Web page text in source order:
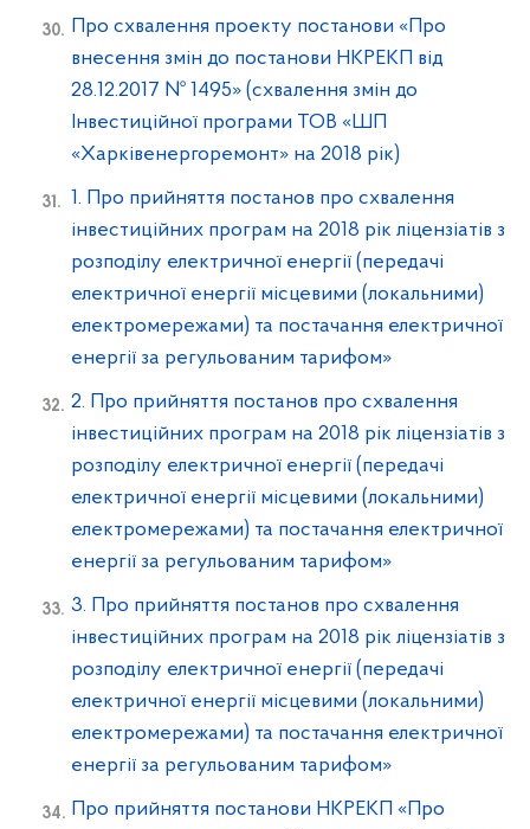
Про схвалення проекту постанови «Про
внесення змін до постанови НКРЕКП від
28.12.2017 № 1495» (схвалення змін до
Інвестиційної програми ТОВ «ШП
«Харківенергоремонт» на 2018 рік)
1. Про прийняття постанов про схвалення
інвестиційних програм на 2018 рік ліцензіатів з
розподілу електричної енергії (передачі
електричної енергії місцевими (локальними)
електромережами) та постачання електричної
енергії за регульованим тарифом»
2. Про прийняття постанов про схвалення
інвестиційних програм на 2018 рік ліцензіатів з
розподілу електричної енергії (передачі
електричної енергії місцевими (локальними)
електромережами) та постачання електричної
енергії за регульованим тарифом»
3. Про прийняття постанов про схвалення
інвестиційних програм на 2018 рік ліцензіатів з
розподілу електричної енергії (передачі
електричної енергії місцевими (локальними)
електромережами) та постачання електричної
енергії за регульованим тарифом»
Про прийняття постанови НКРЕКП «Про